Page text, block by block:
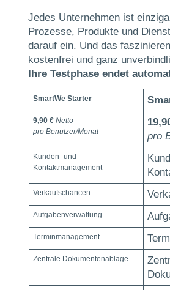
Jedes Unternehmen ist
Prozesse, Produkte und
darauf ein. Und das
kostenfrei und ganz
Ihre Testphase endet
SmartWe Starter
9,90 € Netto
pro Benutzer/Monat
pro
Kunden- und
Kontaktmanagement
Verkaufschancen
Aufgabenverwaltung
Terminmanagement
Zentrale Dokumentenablage